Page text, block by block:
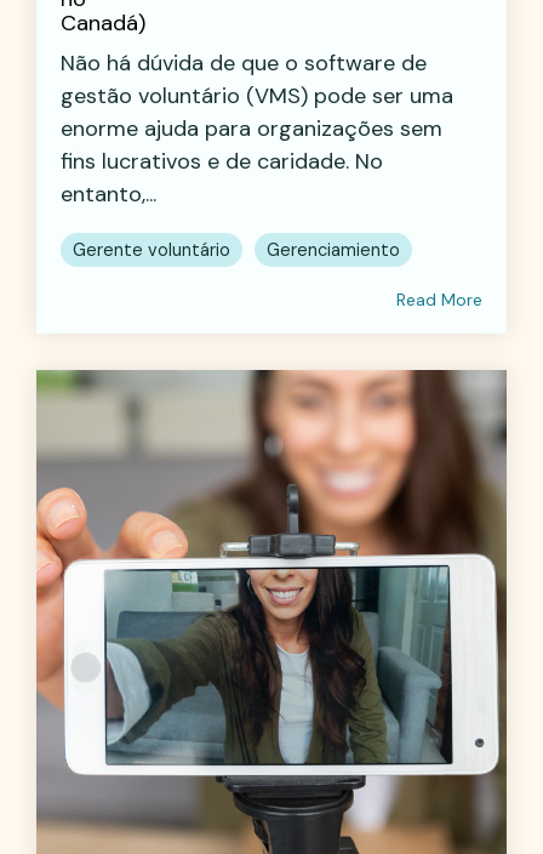
Não há dúvida de que o software de
gestão voluntário (VMS) pode ser uma
enorme ajuda para organizações sem
fins lucrativos e de caridade. No
entanto,...
Gerente voluntário Gerenciamiento
Read More